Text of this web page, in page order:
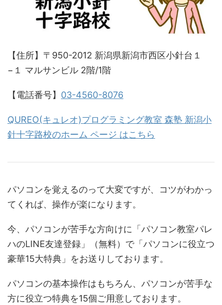
【住所】〒950-2012 新潟県新潟市西区小針台１
−１ マルサンビル 2階/1階
【電話番号】 03-4560-8076
QUREO(キュレオ)プログラミング教室 森塾 新潟小
針十字路校のホーム ページ はこちら
パソコンを覚えるのって大変ですが、コツがわかっ
てくれば、操作が楽になります。
今、パソコンが苦手な方向けに「パソコン教室パレ
ハのLINE友達登録」（無料）で「パソコンに役立つ
豪華15大特典」をお送りしております。
パソコンの基本操作はもちろん、パソコンが苦手な
方に役立つ特典を15個ご用意しております。